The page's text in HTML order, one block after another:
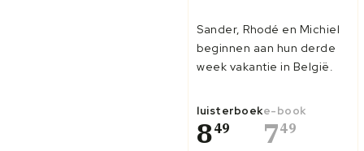
Sander, Rhodé en Michiel
beginnen aan hun derde
week vakantie in België.
de parkeerplaats van fort
Eben Emael zetten. Dit
tientallen jaren oude fort
luisterboek
849
e-book
749